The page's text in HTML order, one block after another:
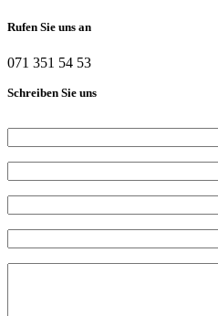
Rufen Sie uns an
071 351 54 53
Schreiben Sie uns